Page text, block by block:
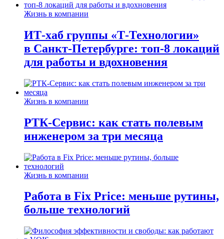
Жизнь в компании
ИТ-хаб группы «Т-Технологии»
в Санкт-Петербурге: топ-8 локаций
для работы и вдохновения
Жизнь в компании
РТК-Сервис: как стать полевым
инженером за три месяца
Жизнь в компании
Работа в Fix Price: меньше рутины,
больше технологий